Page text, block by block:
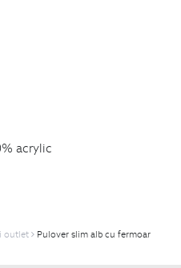
acrylic
outlet
Pulover slim alb cu fermoar